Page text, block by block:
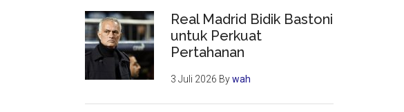
Real Madrid Bidik Bastoni
untuk Perkuat
Pertahanan
3 Juli 2026 Bywah